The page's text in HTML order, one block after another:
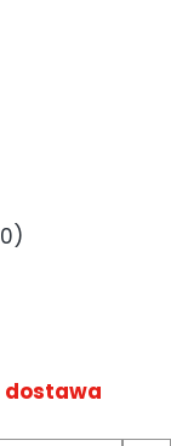
dostawa